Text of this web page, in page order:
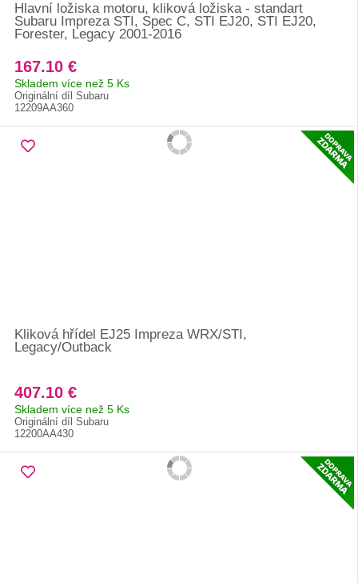
Hlavní ložiska motoru, kliková ložiska - standart
Subaru Impreza STI, Spec C, STI EJ20, STI EJ20,
Forester, Legacy 2001-2016
167.10 €
Skladem více než 5 Ks
Originální díl Subaru
12209AA360
Kliková hřídel EJ25 Impreza WRX/STI,
Legacy/Outback
407.10 €
Skladem více než 5 Ks
Originální díl Subaru
12200AA430